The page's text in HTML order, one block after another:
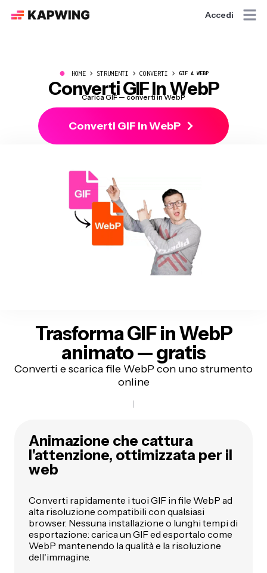
Accedi
● HOME STRUMENTI CONVERTI GIF A WEBP
Converti GIF In WebP
Carica GIF — converti in WebP
Converti GIF In WebP
Trasforma GIF in WebP
animato —gratis
Converti e scarica file WebP con uno strumento
online
Animazione che cattura
l'attenzione, ottimizzata per il
web
Converti rapidamente i tuoi GIF in file WebP ad
alta risoluzione compatibili con qualsiasi
browser. Nessuna installazione o lunghi tempi di
esportazione: carica un GIF ed esportalo come
WebP mantenendo la qualità e la risoluzione
dell'immagine.